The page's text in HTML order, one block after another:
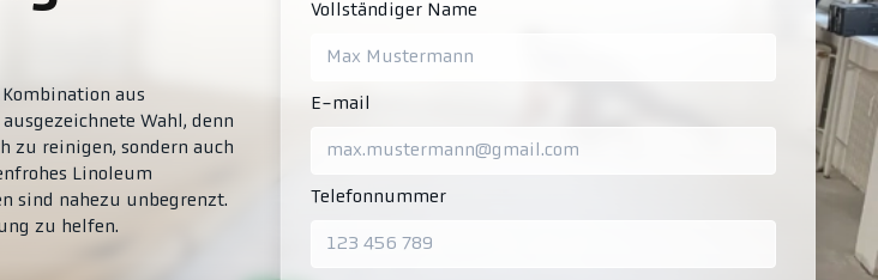
aus
Wahl, denn
zu reinigen, sondern auch
Linoleum
sind nahezu unbegrenzt.
zu helfen.
Vollständiger Name
E-mail
Telefonnummer